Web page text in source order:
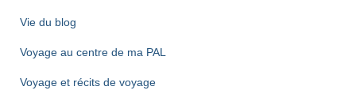
Vie du blog
Voyage au centre de ma PAL
Voyage et récits de voyage